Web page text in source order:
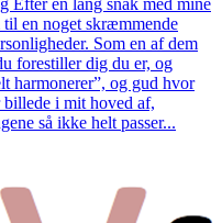
Efter en lang snak med mine
en noget skræmmende
Som en af dem
forestiller dig du er, og
harmonerer”, og gud hvor
billede i mit hoved af,
så ikke helt passer...